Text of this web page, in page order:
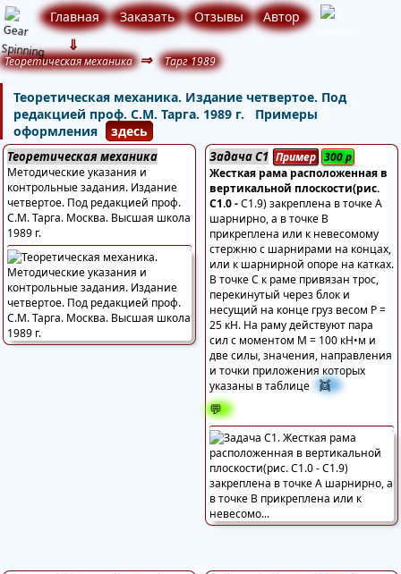
Главная Заказать Отзывы Автор
⇓
Теоретическая механика ⇒ Тарг 1989
Теоретическая механика. Издание четвертое. Под
редакцией проф. С.М. Тарга. 1989 г. Примеры
оформления
здесь
Теоретическая механика
Методические указания и
контрольные задания. Издание
четвертое. Под редакцией проф.
С.М. Тарга. Москва. Высшая школа
1989 г.
Задача С1 Пример 300р
Жесткая рама расположенная в
вертикальной плоскости(рис.
С1.0 -С1.9) закреплена в точке А
шарнирно, а в точке В
прикреплена или к невесомому
стержню с шарнирами на концах,
или к шарнирной опоре на катках.
В точке С к раме привязан трос,
перекинутый через блок и
несущий на конце груз весом Р =
25 кН. На раму действуют пара
сил с моментом М = 100 кН•м и
две силы, значения, направления
и точки приложения которых
указаны в таблице 👯
💬